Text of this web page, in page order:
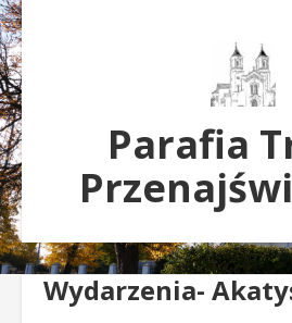
Parafia
Wydarzenia-